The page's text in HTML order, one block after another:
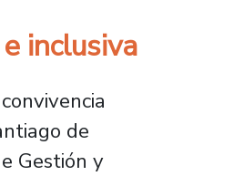
inclusiva
de
Gestión y